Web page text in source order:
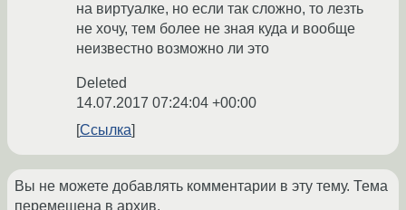
на виртуалке, но если так сложно, то лезть
не хочу, тем более не зная куда и вообще
неизвестно возможно ли это
Deleted
14.07.2017 07:24:04 +00:00
Ссылка
Вы не можете добавлять комментарии в эту тему. Тема
перемещена в архив.